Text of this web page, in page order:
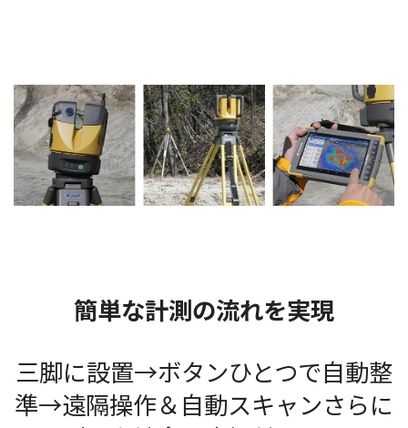
簡単な計測の流れを実現
三脚に設置→ボタンひとつで自動整
準→遠隔操作＆自動スキャンさらに